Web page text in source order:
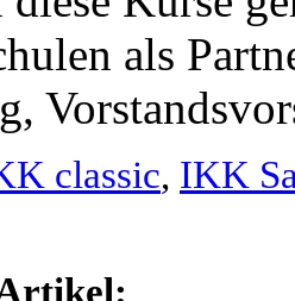
als
classic, IKK